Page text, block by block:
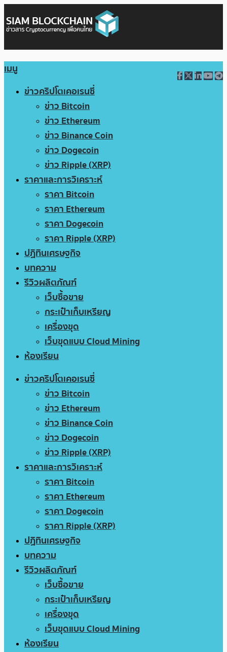
เมนู
ข่าวคริปโตเคอเรนซี่
ข่าว Bitcoin
ข่าว Ethereum
ข่าว Binance Coin
ข่าว Dogecoin
ข่าว Ripple (XRP)
ราคาและการวิเคราะห์
ราคา Bitcoin
ราคา Ethereum
ราคา Dogecoin
ราคา Ripple (XRP)
ปฏิทินเศรษฐกิจ
บทความ
รีวิวผลิตภัณฑ์
เว็บซื้อขาย
กระเป๋าเก็บเหรียญ
เครื่องขุด
เว็บขุดแบบ Cloud Mining
ห้องเรียน
ข่าวคริปโตเคอเรนซี่
ข่าว Bitcoin
ข่าว Ethereum
ข่าว Binance Coin
ข่าว Dogecoin
ข่าว Ripple (XRP)
ราคาและการวิเคราะห์
ราคา Bitcoin
ราคา Ethereum
ราคา Dogecoin
ราคา Ripple (XRP)
ปฏิทินเศรษฐกิจ
บทความ
รีวิวผลิตภัณฑ์
เว็บซื้อขาย
กระเป๋าเก็บเหรียญ
เครื่องขุด
เว็บขุดแบบ Cloud Mining
ห้องเรียน